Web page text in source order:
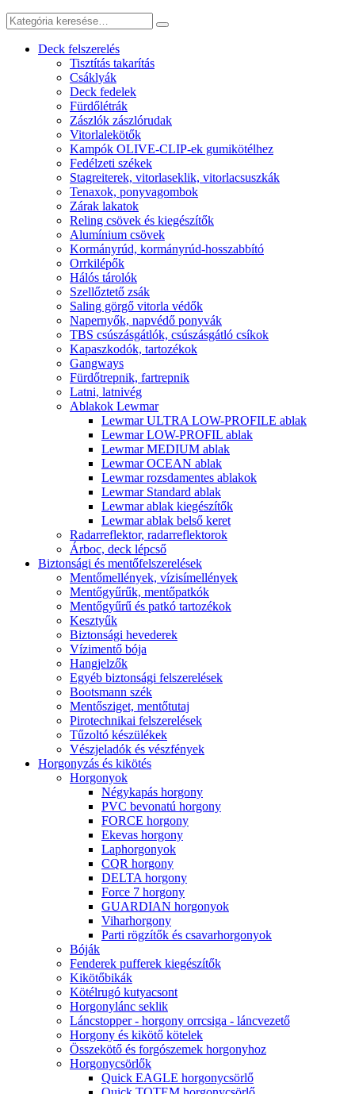
Deck felszerelés
Tisztítás takarítás
Csáklyák
Deck fedelek
Fürdőlétrák
Zászlók zászlórudak
Vitorlalekötők
Kampók OLIVE-CLIP-ek gumikötélhez
Fedélzeti székek
Stagreiterek, vitorlaseklik, vitorlacsuszkák
Tenaxok, ponyvagombok
Zárak lakatok
Reling csövek és kiegészítők
Alumínium csövek
Kormányrúd, kormányrúd-hosszabbító
Orrkilépők
Hálós tárolók
Szellőztető zsák
Saling görgő vitorla védők
Napernyők, napvédő ponyvák
TBS csúszásgátlók, csúszásgátló csíkok
Kapaszkodók, tartozékok
Gangways
Fürdőtrepnik, fartrepnik
Latni, latnivég
Ablakok Lewmar
Lewmar ULTRA LOW-PROFILE ablak
Lewmar LOW-PROFIL ablak
Lewmar MEDIUM ablak
Lewmar OCEAN ablak
Lewmar rozsdamentes ablakok
Lewmar Standard ablak
Lewmar ablak kiegészítők
Lewmar ablak belső keret
Radarreflektor, radarreflektorok
Árboc, deck lépcső
Biztonsági és mentőfelszerelések
Mentőmellények, vízisímellények
Mentőgyűrűk, mentőpatkók
Mentőgyűrű és patkó tartozékok
Kesztyűk
Biztonsági hevederek
Vízimentő bója
Hangjelzők
Egyéb biztonsági felszerelések
Bootsmann szék
Mentősziget, mentőtutaj
Pirotechnikai felszerelések
Tűzoltó készülékek
Vészjeladók és vészfények
Horgonyzás és kikötés
Horgonyok
Négykapás horgony
PVC bevonatú horgony
FORCE horgony
Ekevas horgony
Laphorgonyok
CQR horgony
DELTA horgony
Force 7 horgony
GUARDIAN horgonyok
Viharhorgony
Parti rögzítők és csavarhorgonyok
Bóják
Fenderek pufferek kiegészítők
Kikötőbikák
Kötélrugó kutyacsont
Horgonylánc seklik
Láncstopper - horgony orrcsiga - láncvezető
Horgony és kikötő kötelek
Összekötő és forgószemek horgonyhoz
Horgonycsörlők
Quick EAGLE horgonycsörlő